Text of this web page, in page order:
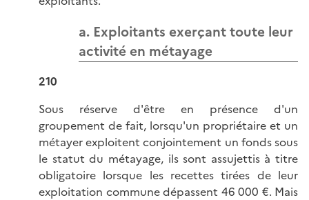
a. Exploitants exerçant toute leur
activité en métayage
210
Sous réserve d'être en présence d'un
groupement de fait, lorsqu'un propriétaire et un
métayer exploitent conjointement un fonds sous
le statut du métayage, ils sont assujettis à titre
obligatoire lorsque les recettes tirées de leur
exploitation commune dépassent 46 000 €. Mais